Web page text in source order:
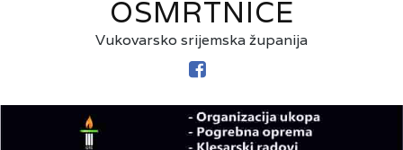
OSMRTNICE
Vukovarsko srijemska županija